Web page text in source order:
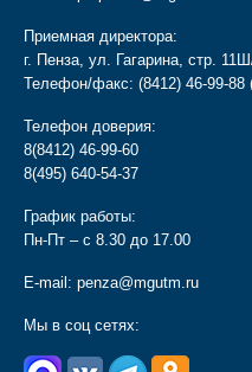
Приемная директора:
г. Пенза, ул. Гагарина, стр.
Телефон/факс: (8412) 46-99-88
Телефон доверия:
8(8412) 46-99-60
8(495) 640-54-37
График работы:
Пн-Пт – с 8.30 до 17.00
E-mail: penza@mgutm.ru
Мы в соц сетях: